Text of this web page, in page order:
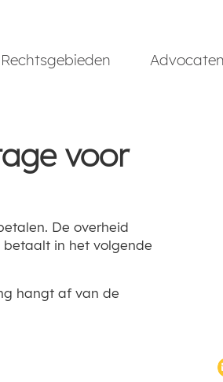
Rechtsgebieden Advocaten
voor
De overheid
in het volgende
hangt af van de